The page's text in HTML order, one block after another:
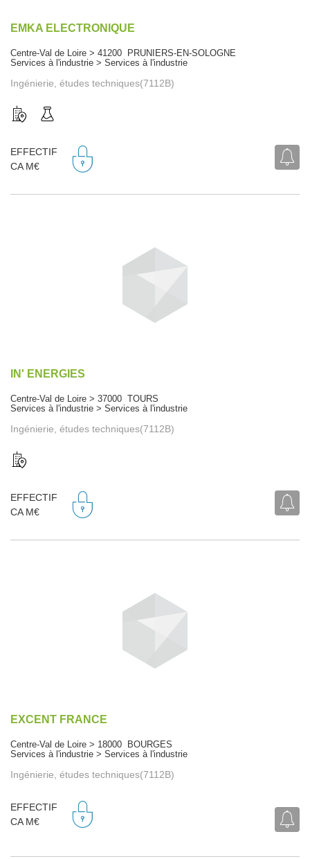
EMKA ELECTRONIQUE
Centre-Val de Loire > 41200 PRUNIERS-EN-SOLOGNE
Services à l'industrie > Services à l'industrie
Ingénierie, études techniques(7112B)
EFFECTIF
CA M€
IN' ENERGIES
Centre-Val de Loire > 37000 TOURS
Services à l'industrie > Services à l'industrie
Ingénierie, études techniques(7112B)
EFFECTIF
CA M€
EXCENT FRANCE
Centre-Val de Loire > 18000 BOURGES
Services à l'industrie > Services à l'industrie
Ingénierie, études techniques(7112B)
EFFECTIF
CA M€